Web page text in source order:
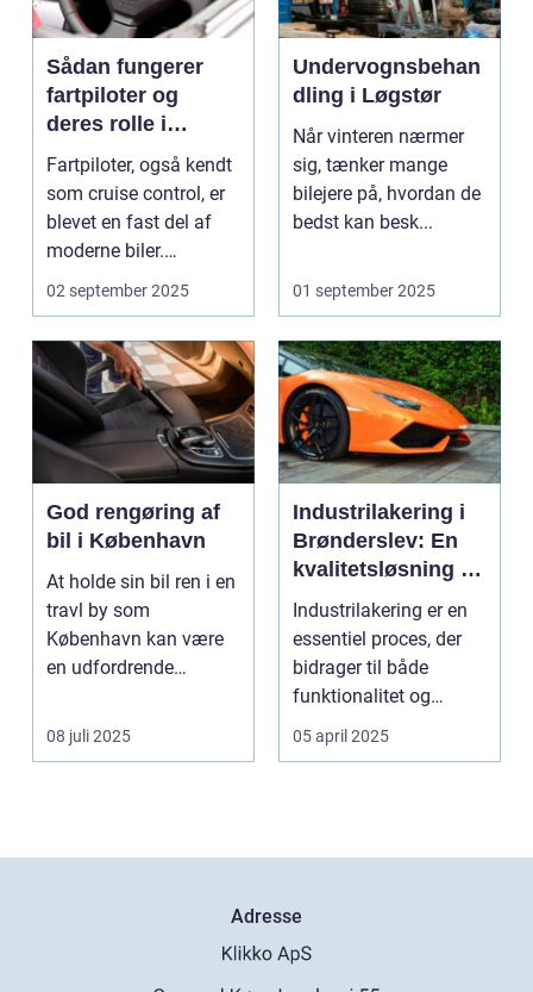
Sådan fungerer
fartpiloter og
deres rolle i
sikkerhed
Fartpiloter, også kendt
som cruise control, er
blevet en fast del af
moderne biler.
Systemet g...
02 september 2025
Undervognsbehan
dling i Løgstør
Når vinteren nærmer
sig, tænker mange
bilejere på, hvordan de
bedst kan besk...
01 september 2025
God rengøring af
bil i København
At holde sin bil ren i en
travl by som
København kan være
en udfordrende
08 juli 2025
Industrilakering i
Brønderslev: En
kvalitetsløsning til
dit næste projekt
Industrilakering er en
essentiel proces, der
bidrager til både
funktionalitet og
æstetik...
05 april 2025
Adresse